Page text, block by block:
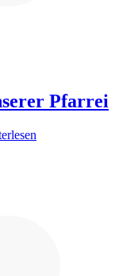
Pfarrei